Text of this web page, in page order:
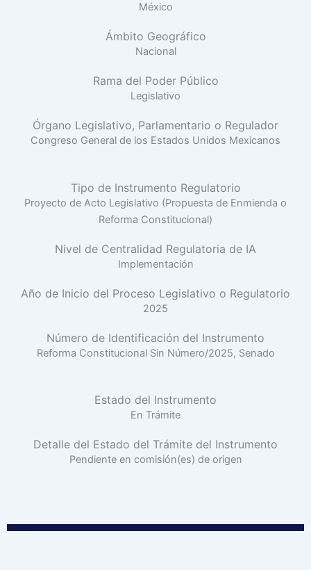
México
Ámbito Geográfico
Nacional
Rama del Poder Público
Legislativo
Órgano Legislativo, Parlamentario o Regulador
Congreso General de los Estados Unidos Mexicanos
Tipo de Instrumento Regulatorio
Proyecto de Acto Legislativo (Propuesta de Enmienda o
Reforma Constitucional)
Nivel de Centralidad Regulatoria de IA
Implementación
Año de Inicio del Proceso Legislativo o Regulatorio
2025
Número de Identificación del Instrumento
Reforma Constitucional Sin Número/2025, Senado
Estado del Instrumento
En Trámite
Detalle del Estado del Trámite del Instrumento
Pendiente en comisión(es) de origen